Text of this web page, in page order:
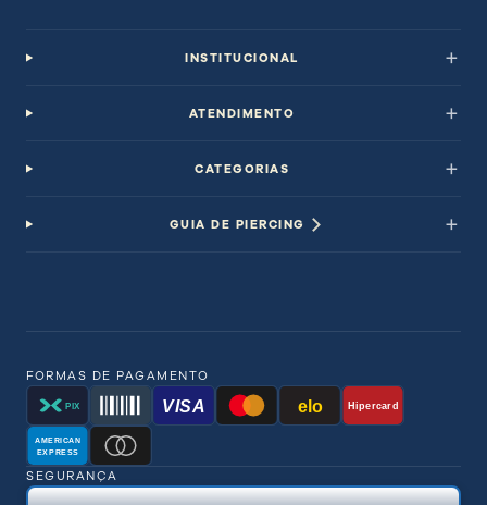
INSTITUCIONAL
ATENDIMENTO
CATEGORIAS
GUIA DE PIERCING
FORMAS DE PAGAMENTO
PIX VISA elo Hipercard
AMERICAN
EXPRESS
SEGURANÇA